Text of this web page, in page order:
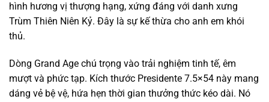
hình hương vị thượng hạng, xứng đáng với danh xưng
Trùm Thiên Niên Kỷ. Đây là sự kế thừa cho anh em khói
thủ.
Dòng Grand Age chú trọng vào trải nghiệm tinh tế, êm
mượt và phức tạp. Kích thước Presidente 7.5×54 này mang
dáng vẻ bệ vệ, hứa hẹn thời gian thưởng thức kéo dài. Nó